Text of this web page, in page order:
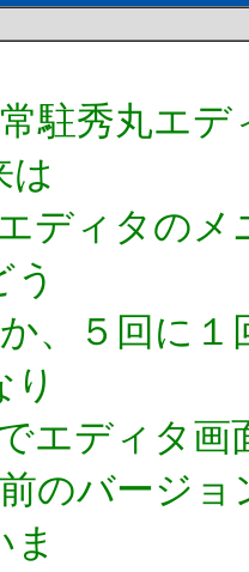
駐秀丸エ
は
ディタの
、５回に
エディタ
のバージ
ま